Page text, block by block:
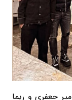
جعفری و ریما